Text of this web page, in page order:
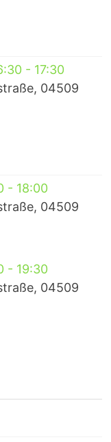
- 17:30
04509
- 18:00
04509
- 19:30
04509